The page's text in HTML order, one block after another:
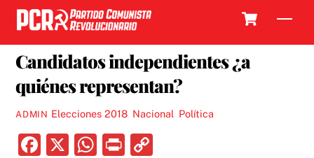
Skip
content
Candidatos independientes ¿a
quiénes representan?
ADMIN Elecciones 2018, Nacional Política
F
X
W P